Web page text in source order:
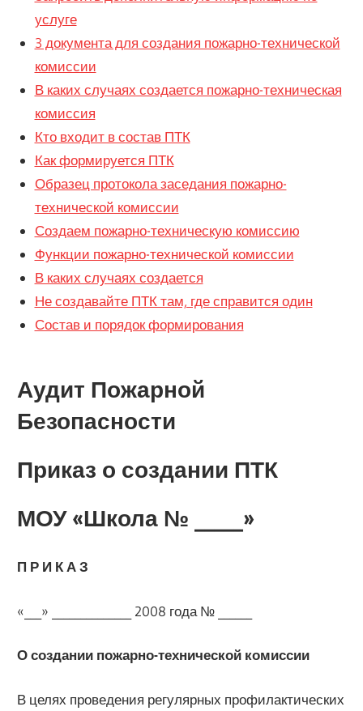
услуге
3 документа для создания пожарно-технической
комиссии
В каких случаях создается пожарно-техническая
комиссия
Кто входит в состав ПТК
Как формируется ПТК
Образец протокола заседания пожарно-
технической комиссии
Создаем пожарно-техническую комиссию
Функции пожарно-технической комиссии
В каких случаях создается
Не создавайте ПТК там, где справится один
Состав и порядок формирования
Аудит Пожарной
Безопасности
Приказ о создании ПТК
МОУ «Школа № _____»
П Р И К А З
«___» ______________ 2008 года № ______
О создании пожарно-технической комиссии
В целях проведения регулярных профилактических